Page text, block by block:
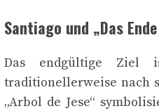
Santiago und „Das
Das endgültige Ziel
traditionellerweise nach
„Arbol de Jese“